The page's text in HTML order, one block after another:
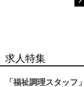
求人特集
「福祉調理スタッフ